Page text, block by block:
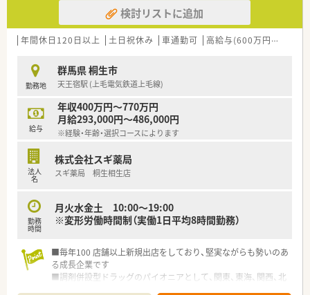
検討リストに追加
年間休日120日以上 土日祝休み 車通勤可 高給与(600万円以上)
勤務地
群馬県 桐生市
天王宿駅 (上毛電気鉄道上毛線)
給与
年収400万円～770万円
月給293,000円～486,000円
※経験・年齢・選択コースによります
法人
名
株式会社スギ薬局
スギ薬局 桐生相生店
勤務
時間
月火水金土 10:00〜19:00
※変形労働時間制（実働1日平均8時間勤務）
■毎年100 店舗以上新規出店をしており、堅実ながらも勢いのあ
る成長企業です
■調剤併設型ドラッグのパイオニアとして、関東、東海、関西、北